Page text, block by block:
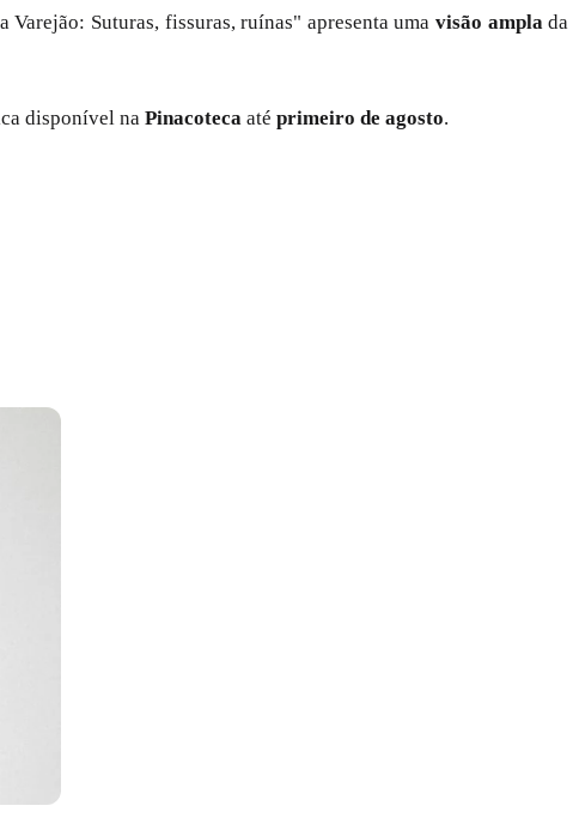
Varejão: Suturas, fissuras, ruínas" apresenta umavisão amplada
disponível na Pinacoteca até primeiro de agosto.